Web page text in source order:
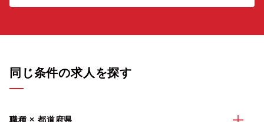
同じ条件の求人を探す
職種 × 都道府県